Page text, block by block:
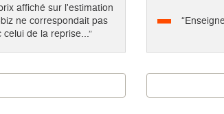
affiché sur l'estimation
ne correspondait pas
celui de la reprise...”